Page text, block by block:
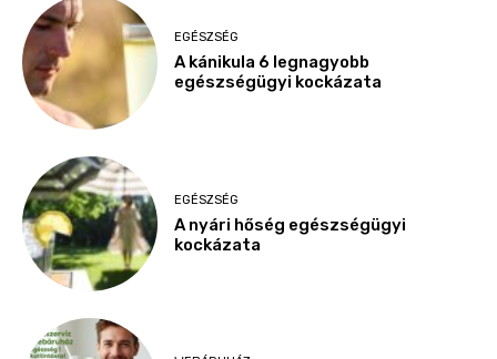
EGÉSZSÉG
A kánikula 6 legnagyobb
egészségügyi kockázata
EGÉSZSÉG
A nyári hőség egészségügyi
kockázata